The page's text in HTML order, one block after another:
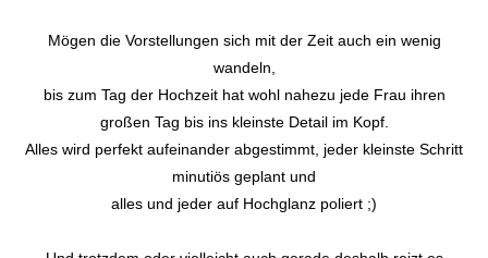
Mögen die Vorstellungen sich mit der Zeit auch ein wenig
wandeln,
bis zum Tag der Hochzeit hat wohl nahezu jede Frau ihren
großen Tag bis ins kleinste Detail im Kopf.
Alles wird perfekt aufeinander abgestimmt, jeder kleinste Schritt
minutiös geplant und
alles und jeder auf Hochglanz poliert ;)